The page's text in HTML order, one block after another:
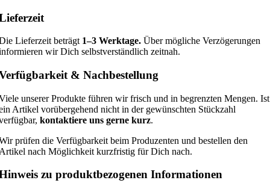
Lieferzeit beträgt 1–3 Werktage. Über mögliche Verzögerungen
wir Dich selbstverständlich zeitnah.
& Nachbestellung
unserer Produkte führen wir frisch und in begrenzten Mengen. Ist
Artikel vorübergehend nicht in der gewünschten Stückzahl
kontaktiere uns gerne kurz.
prüfen die Verfügbarkeit beim Produzenten und bestellen den
nach Möglichkeit kurzfristig für Dich nach.
zu produktbezogenen Informationen